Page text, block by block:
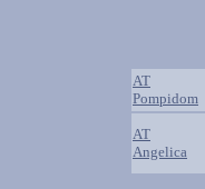
AT
Pompidom
AT
Angelica